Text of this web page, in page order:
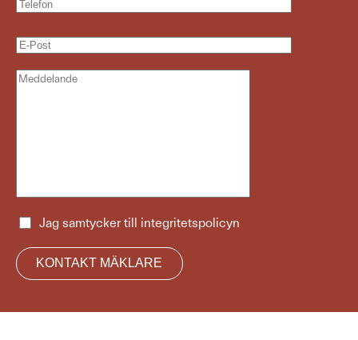
Jag samtycker till integritetspolicyn